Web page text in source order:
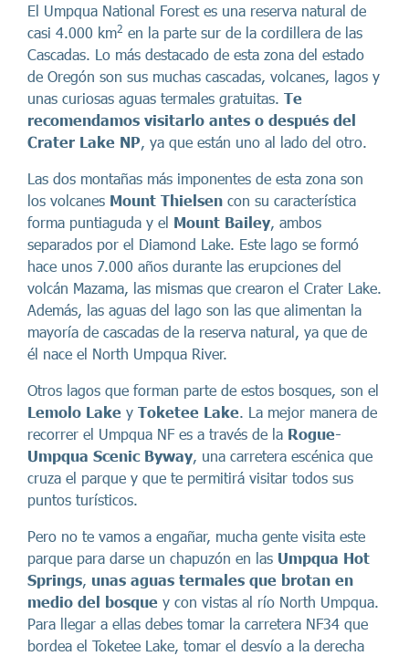
El Umpqua National Forest es una reserva natural de
casi 4.000 km2 en la parte sur de la cordillera de las
Cascadas. Lo más destacado de esta zona del estado
de Oregón son sus muchas cascadas, volcanes, lagos y
unas curiosas aguas termales gratuitas. Te
recomendamos visitarlo antes o después del
Crater Lake NP , ya que están uno al lado del otro.
Las dos montañas más imponentes de esta zona son
los volcanes Mount Thielsen con su característica
forma puntiaguda y el Mount Bailey , ambos
separados por el Diamond Lake. Este lago se formó
hace unos 7.000 años durante las erupciones del
volcán Mazama, las mismas que crearon el Crater Lake.
Además, las aguas del lago son las que alimentan la
mayoría de cascadas de la reserva natural, ya que de
él nace el North Umpqua River.
Otros lagos que forman parte de estos bosques, son el
Lemolo Lake y Toketee Lake . La mejor manera de
recorrer el Umpqua NF es a través de la Rogue-
Umpqua Scenic Byway , una carretera escénica que
cruza el parque y que te permitirá visitar todos sus
puntos turísticos.
Pero no te vamos a engañar, mucha gente visita este
parque para darse un chapuzón en las Umpqua Hot
Springs unas aguas termales que brotan en
medio del bosque y con vistas al río North Umpqua.
Para llegar a ellas debes tomar la carretera NF34 que
bordea el Toketee Lake, tomar el desvío a la derecha